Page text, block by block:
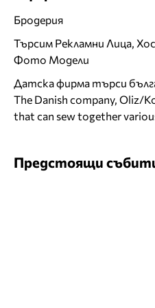
Бродерия
Търсим Рекламни Лица,
Фото Модели
Датска фирма търси
The Danish company, Oliz/
that can sew together
Предстоящи